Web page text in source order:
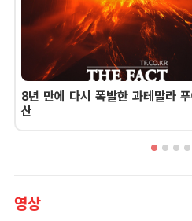
8년 만에 다시 폭발한 과테말라
산
영상